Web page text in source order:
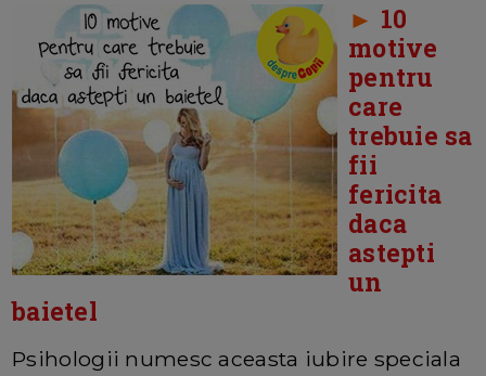
► 10
motive
pentru
care
trebuie sa
fii
fericita
daca
astepti
un
baietel
Psihologii numesc aceasta iubire speciala